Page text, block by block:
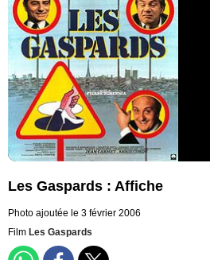
Les Gaspards : Affiche
Photo ajoutée le 3 février 2006
Film Les Gaspards